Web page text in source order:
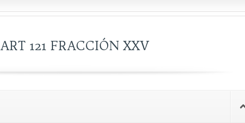
ART 121 FRACCIÓN XXV